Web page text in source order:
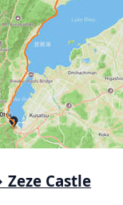
Castle